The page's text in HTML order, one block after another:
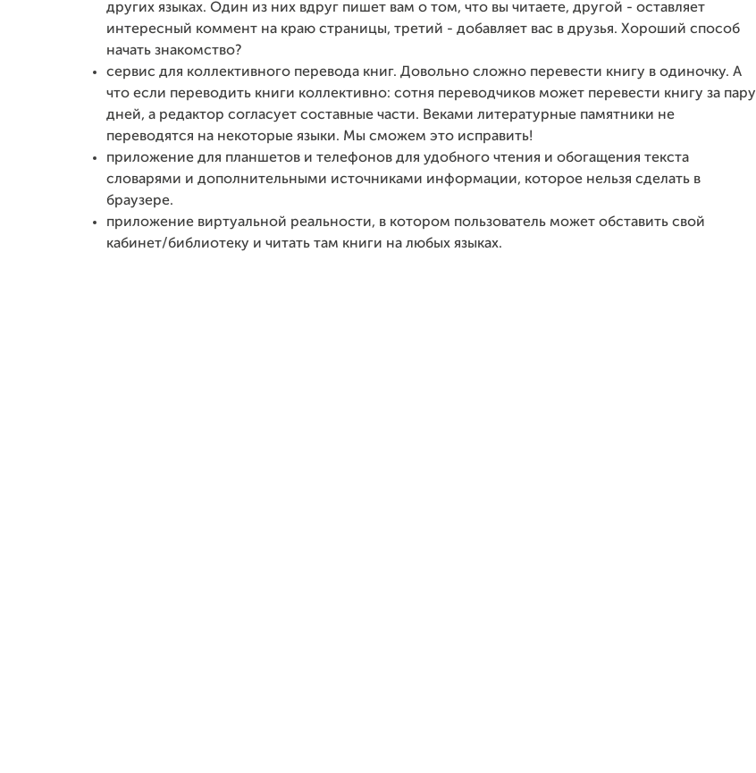
других языках. Один из них вдруг пишет вам о том, что вы читаете, другой - оставляет
интересный коммент на краю страницы, третий - добавляет вас в друзья. Хороший способ
начать знакомство?
сервис для коллективного перевода книг. Довольно сложно перевести книгу в одиночку. А
что если переводить книги коллективно: сотня переводчиков может перевести книгу за пару
дней, а редактор согласует составные части. Веками литературные памятники не
переводятся на некоторые языки. Мы сможем это исправить!
приложение для планшетов и телефонов для удобного чтения и обогащения текста
словарями и дополнительными источниками информации, которое нельзя сделать в
браузере.
приложение виртуальной реальности, в котором пользователь может обставить свой
кабинет/библиотеку и читать там книги на любых языках.